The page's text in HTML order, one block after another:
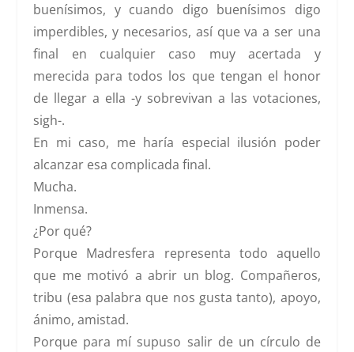
buenísimos, y cuando digo buenísimos digo
imperdibles, y necesarios, así que va a ser una
final en cualquier caso muy acertada y
merecida para todos los que tengan el honor
de llegar a ella -y sobrevivan a las votaciones,
sigh-.
En mi caso, me haría especial ilusión poder
alcanzar esa complicada final.
Mucha.
Inmensa.
¿Por qué?
Porque Madresfera representa todo aquello
que me motivó a abrir un blog. Compañeros,
tribu (esa palabra que nos gusta tanto), apoyo,
ánimo, amistad.
Porque para mí supuso salir de un círculo de